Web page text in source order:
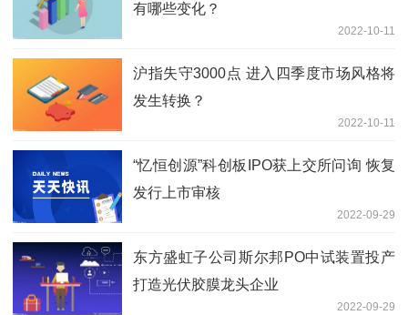
有哪些变化？
2022-10-11
沪指失守3000点 进入四季度市场风格将
发生转换？
2022-10-11
“忆恒创源”科创板IPO获上交所问询 恢复
发行上市审核
2022-09-29
东方盛虹子公司斯尔邦PO中试装置投产
打造光伏胶膜龙头企业
2022-09-29